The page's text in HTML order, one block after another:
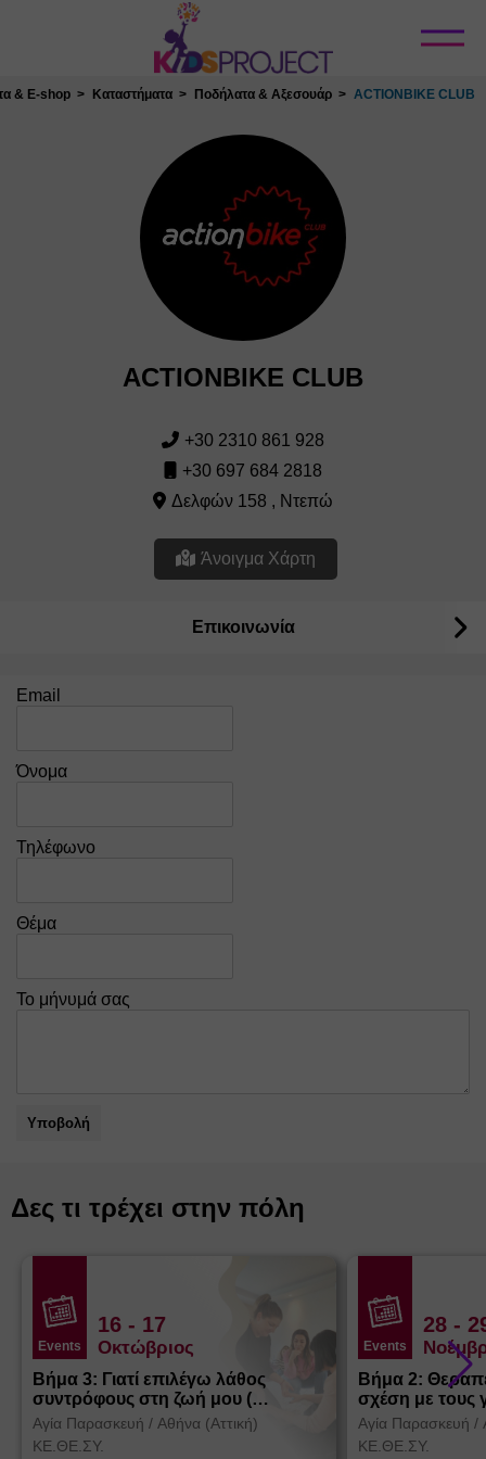
Κλείσιμο
& E-shop Καταστήματα Ποδήλατα & Αξεσουάρ ACTIONBIKE CLUB
ACTIONBIKE CLUB
+30 2310 861 928
+30 697 684 2818
Δελφών 158 , Ντεπώ
Άνοιγμα Χάρτη
Επικοινωνία
Email
Όνομα
Τηλέφωνο
Θέμα
Το μήνυμά σας
Υποβολή
Δες τι τρέχει στην πόλη
Events
16 - 17
Οκτώβριος
Βήμα 3: Γιατί επιλέγω λάθος
συντρόφους στη ζωή μου (
Θεσσαλονίκη)
Αγία Παρασκευή / Αθήνα (Αττική)
ΚΕ.ΘΕ.ΣΥ.
Events
28 -
Βήμα 2:
σχέση με τους
Αγία Παρασκευή /
ΚΕ.ΘΕ.ΣΥ.